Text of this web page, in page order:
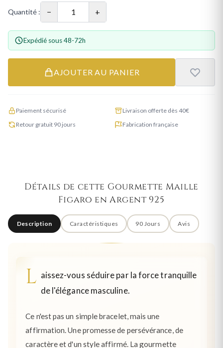
Quantité : − +
Expédié sous 48-72h
AJOUTER AU PANIER
Paiement sécurisé
Livraison offerte dès 40€
Retour gratuit 90 jours
Fabrication française
Détails de cette Gourmette Maille
Figaro en Argent 925
Description Caractéristiques 90 Jours Avis
L aissez-vous séduire par la force tranquille
de l'élégance masculine.
Ce n'est pas un simple bracelet, mais une
affirmation. Une promesse de persévérance, de
caractère et d'un style affirmé. La gourmette